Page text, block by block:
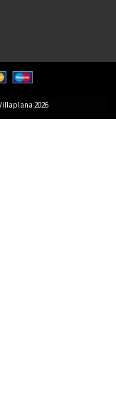
2026